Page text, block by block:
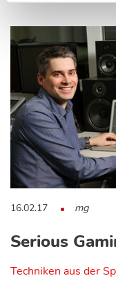
16.02.17 mg
Serious
Techniken aus der